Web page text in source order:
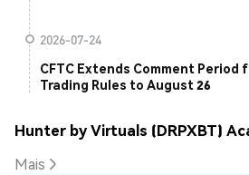
2026-07-24
CFTC Extends Comment Period
Trading Rules to August 26
Hunter by Virtuals (DRPXBT)
Mais